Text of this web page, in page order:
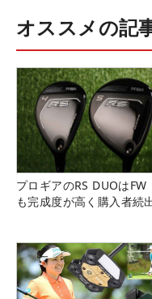
オススメの記
プロギアのRS DUOはFW
も完成度が高く購入者続